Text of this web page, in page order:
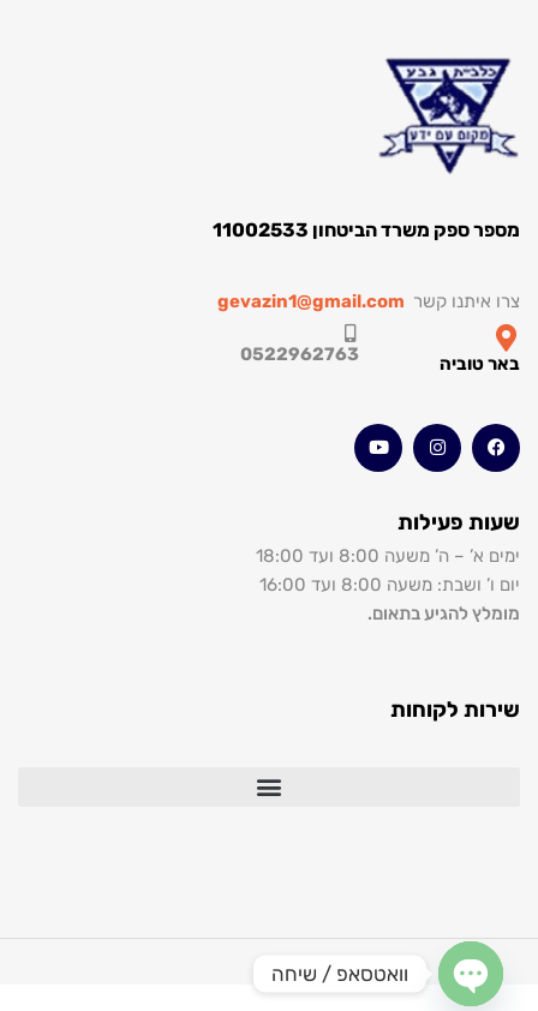
מספר ספק משרד הביטחון 11002533
צרו איתנו קשר
באר טוביה 0522962763
שעות פעילות
ימים א’ – ה’ משעה 8:00 ועד 18:00
יום ו’ ושבת: משעה 8:00 ועד 16:00
מומלץ להגיע בתאום.
שירות לקוחות
וואטסאפ / שיחה